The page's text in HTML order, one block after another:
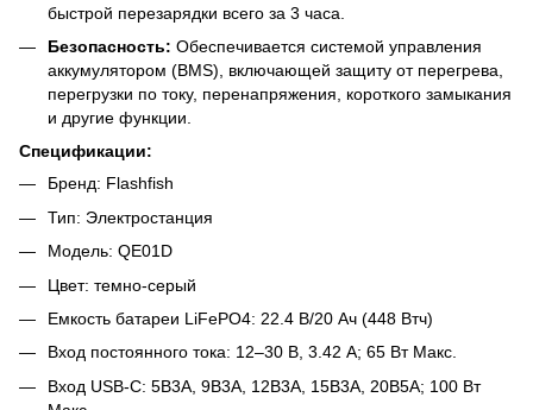
быстрой перезарядки всего за 3 часа.
Безопасность: Обеспечивается системой управления
аккумулятором (BMS), включающей защиту от перегрева,
перегрузки по току, перенапряжения, короткого замыкания
и другие функции.
Спецификации:
Бренд: Flashfish
Тип: Электростанция
Модель: QE01D
Цвет: темно-серый
Емкость батареи LiFePO4: 22.4 В/20 Ач (448 Втч)
Вход постоянного тока: 12–30 В, 3.42 А; 65 Вт Макс.
Вход USB-C: 5В3А, 9В3А, 12В3А, 15В3А, 20В5А; 100 Вт